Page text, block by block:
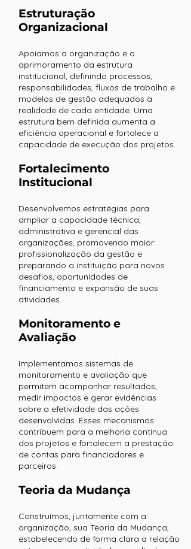
Estruturação
Organizacional
Apoiamos a organização e o
aprimoramento da estrutura
institucional, definindo processos,
responsabilidades, fluxos de trabalho e
modelos de gestão adequados à
realidade de cada entidade. Uma
estrutura bem definida aumenta a
eficiência operacional e fortalece a
capacidade de execução dos projetos.
Fortalecimento
Institucional
Desenvolvemos estratégias para
ampliar a capacidade técnica,
administrativa e gerencial das
organizações, promovendo maior
profissionalização da gestão e
preparando a instituição para novos
desafios, oportunidades de
financiamento e expansão de suas
atividades.
Monitoramento e
Avaliação
Implementamos sistemas de
monitoramento e avaliação que
permitem acompanhar resultados,
medir impactos e gerar evidências
sobre a efetividade das ações
desenvolvidas. Esses mecanismos
contribuem para a melhoria contínua
dos projetos e fortalecem a prestação
de contas para financiadores e
parceiros.
Teoria da Mudança
Construímos, juntamente com a
organização, sua Teoria da Mudança,
estabelecendo de forma clara a relação